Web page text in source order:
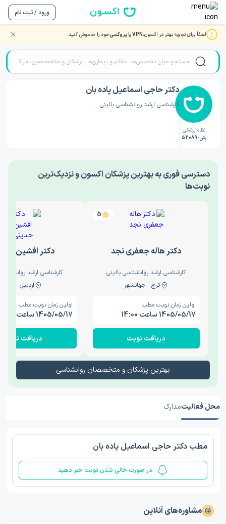
ورود / ثبت نام
لطفاً برای تجربه بهتر در اکسون،VPN یا پروکسی خود را خاموش کنید. صفحه اصلی/دکتر روانشناسی/دکتر حاجی اسماعیل پاده بان
نظام پزشکی
رش-52089
دکتر حاجی اسماعیل پاده بان
کارشناسی ارشد روانشناسی بالینی
‎دسترسی فوری به بهترین پزشکان اکسون و نزدیک‌ترین
نوبت‌ها
5
دکتر هاله جعفری نجد
کارشناسی ارشد روانشناسی بالینی
کرج - جهانشهر
اولین زمان نوبت مطب:
1405/05/17 ساعت 14:00
دریافت نوبت
دکتر افشین
کارشناسی ارشد
اردبیل - والی
اولین زمان نوبت مطب:
1405/05/17 ساعت 15:00
دریافت نوبت
بهترین پزشکان و متخصصان روانشناسی
محل فعالیتمدارک
مطب دکتر حاجی اسماعیل پاده بان
در صورت خالی شدن نوبت خبر دهید
مشاوره‌های آنلاین